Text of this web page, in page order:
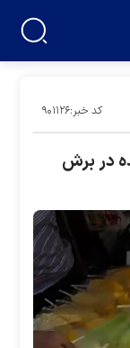
کد خبر:۹۰۱۱۲۶
در برش